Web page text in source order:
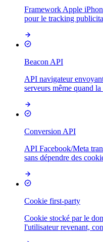
Framework Apple
pour le tracking
Beacon API
API navigateur
serveurs même quand la
Conversion API
API Facebook/Meta
sans dépendre des
Cookie first-party
Cookie stocké par le
l'utilisateur revenant,